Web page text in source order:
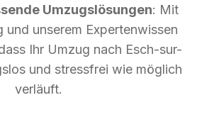
Umzugslösungen: Mit
und unserem Expertenwissen
Ihr Umzug nach Esch-sur-
und stressfrei wie möglich
verläuft.